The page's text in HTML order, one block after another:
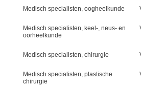
Medisch specialisten, oogheelkunde
Medisch specialisten, keel-, neus- en
oorheelkunde
Medisch specialisten, chirurgie
Medisch specialisten, plastische
chirurgie